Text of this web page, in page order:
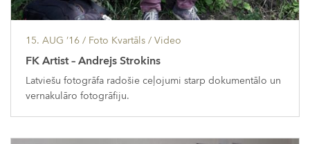
15. AUG ’16 / Foto Kvartāls / Video
FK Artist – Andrejs Strokins
Latviešu fotogrāfa radošie ceļojumi starp dokumentālo un
vernakulāro fotogrāfiju.